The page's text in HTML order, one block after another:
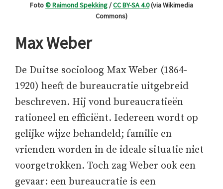
Foto© Raimond Spekking/CC BY-SA 4.0(via Wikimedia
Commons)
Max Weber
De Duitse socioloog Max Weber (1864-
1920) heeft de bureaucratie uitgebreid
beschreven. Hij vond bureaucratieën
rationeel en efficiënt. Iedereen wordt op
gelijke wijze behandeld; familie en
vrienden worden in de ideale situatie niet
voorgetrokken. Toch zag Weber ook een
gevaar: een bureaucratie is een